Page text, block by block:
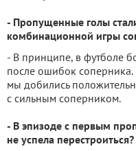
- Пропущенные голы
комбинационной игры
- В принципе, в футболе
после ошибок соперника.
мы добились
с сильным соперником.
- В эпизоде с первым
не успела перестроиться?